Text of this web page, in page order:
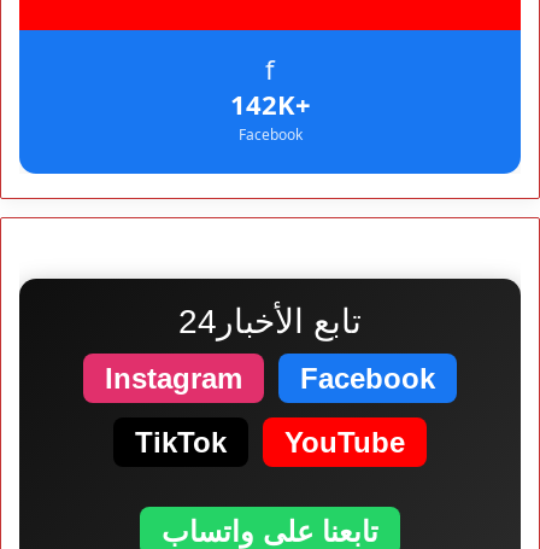
f
+142K
Facebook
تابع الأخبار24
Facebook
Instagram
YouTube
TikTok
تابعنا على واتساب